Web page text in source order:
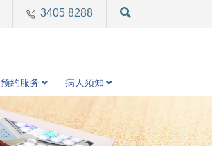
3405 8288
预约服务 病人须知